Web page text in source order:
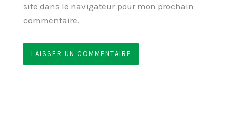
site dans le navigateur pour mon prochain
commentaire.